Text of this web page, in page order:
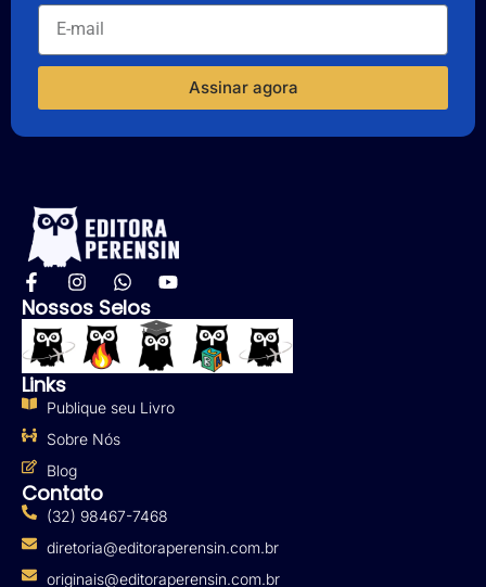
Assinar agora
Nossos Selos
Links
Publique seu Livro
Sobre Nós
Blog
Contato
(32) 98467-7468
diretoria@editoraperensin.com.br
originais@editoraperensin.com.br